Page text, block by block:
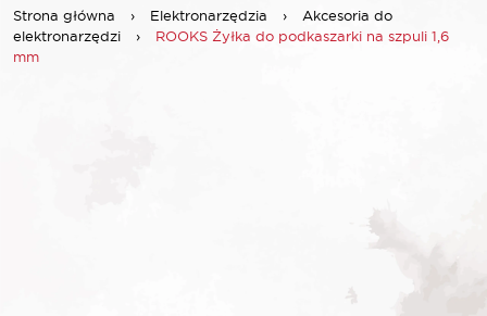
Strona główna › Elektronarzędzia ›
Akcesoria do
elektronarzędzi
›
ROOKS Żyłka do podkaszarki na szpuli 1,6
mm